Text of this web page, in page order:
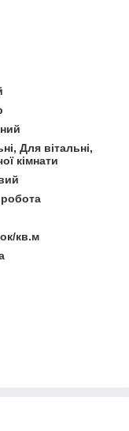
Для вітальні,
кімнати
кв.м